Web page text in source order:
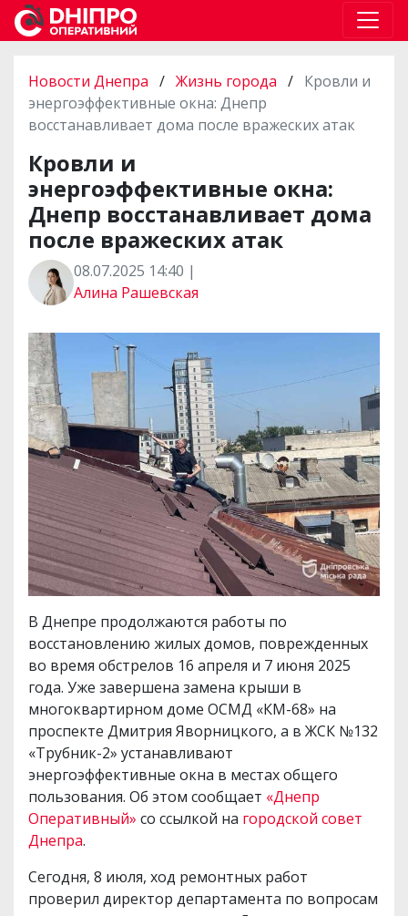
Новости Днепра / Жизнь города / Кровли и
энергоэффективные окна: Днепр
восстанавливает дома после вражеских атак
Кровли и
энергоэффективные окна:
Днепр восстанавливает дома
после вражеских атак
08.07.2025 14:40 |
Алина Рашевская
В Днепре продолжаются работы по
восстановлению жилых домов, поврежденных
во время обстрелов 16 апреля и 7 июня 2025
года. Уже завершена замена крыши в
многоквартирном доме ОСМД «КМ-68» на
проспекте Дмитрия Яворницкого, а в ЖСК №132
«Трубник-2» устанавливают
энергоэффективные окна в местах общего
пользования. Об этом сообщает «Днепр
Оперативный» со ссылкой на городской совет
Днепра.
Сегодня, 8 июля, ход ремонтных работ
проверил директор департамента по вопросам